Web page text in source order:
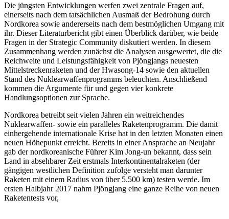
Die jüngsten Entwicklungen werfen zwei zentrale Fragen auf,
einerseits nach dem tatsächlichen Ausmaß der Bedrohung durch
Nordkorea sowie andererseits nach dem bestmöglichen Umgang mit
ihr. Dieser Literaturbericht gibt einen Überblick darüber, wie beide
Fragen in der Strategic Community diskutiert werden. In diesem
Zusammenhang werden zunächst die Analysen ausgewertet, die die
Reichweite und Leistungsfähigkeit von Pjöngjangs neuesten
Mittelstreckenraketen und der Hwasong-14 sowie den aktuellen
Stand des Nuklearwaffenprogramms beleuchten. Anschließend
kommen die Argumente für und gegen vier konkrete
Handlungsoptionen zur Sprache.
Nordkorea betreibt seit vielen Jahren ein weitreichendes
Nuklearwaffen- sowie ein paralleles Raketenprogramm. Die damit
einhergehende internationale Krise hat in den letzten Monaten einen
neuen Höhepunkt erreicht. Bereits in einer Ansprache an Neujahr
gab der nordkoreanische Führer Kim Jong-un bekannt, dass sein
Land in absehbarer Zeit erstmals Interkontinentalraketen (der
gängigen westlichen Definition zufolge versteht man darunter
Raketen mit einem Radius von über 5.500 km) testen werde. Im
ersten Halbjahr 2017 nahm Pjöngjang eine ganze Reihe von neuen
Raketentests vor,